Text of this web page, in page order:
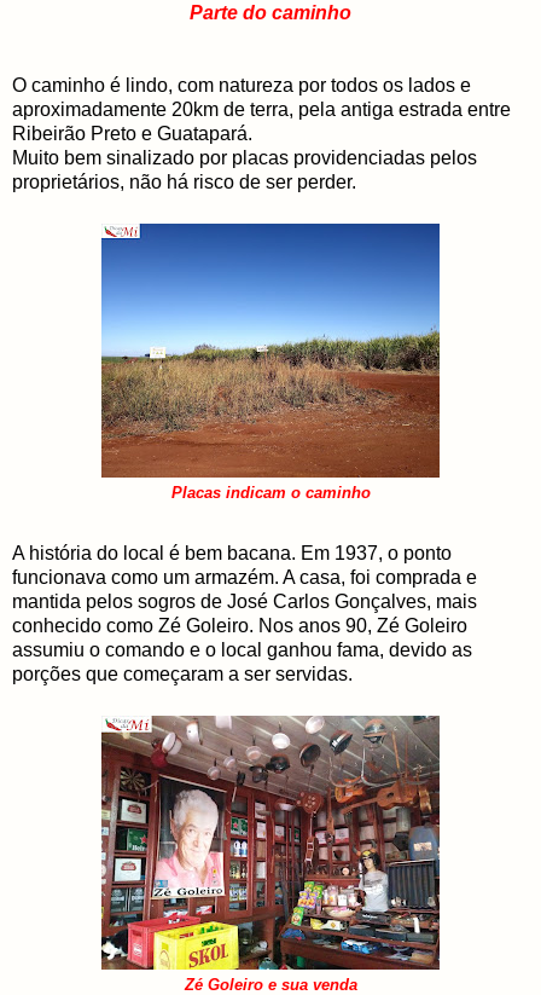
Parte do caminho
O caminho é lindo, com natureza por todos os lados e
aproximadamente 20km de terra, pela antiga estrada entre
Ribeirão Preto e Guatapará.
Muito bem sinalizado por placas providenciadas pelos
proprietários, não há risco de ser perder.
Placas indicam o caminho
A história do local é bem bacana. Em 1937, o ponto
funcionava como um armazém. A casa, foi comprada e
mantida pelos sogros de José Carlos Gonçalves, mais
conhecido como Zé Goleiro. Nos anos 90, Zé Goleiro
assumiu o comando e o local ganhou fama, devido as
porções que começaram a ser servidas.
Zé Goleiro e sua venda